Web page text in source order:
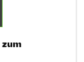
zum